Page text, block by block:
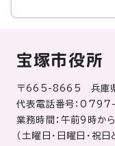
宝塚市役所
〒665-8665 兵庫県
代表電話番号：
業務時間：午前9時か
（土曜日・日曜日・